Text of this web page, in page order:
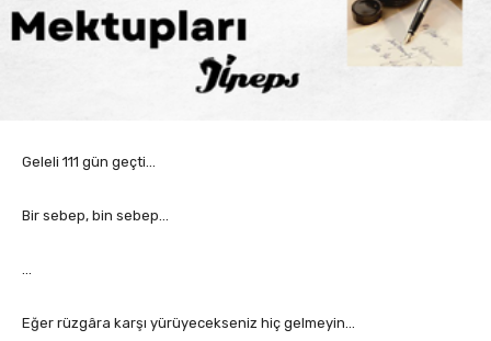
Geleli 111 gün geçti…
Bir sebep, bin sebep…
…
Eğer rüzgâra karşı yürüyecekseniz hiç gelmeyin…